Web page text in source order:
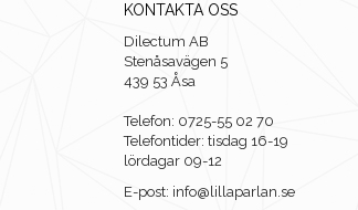
KONTAKTA OSS
Dilectum AB
Stenåsavägen 5
439 53 Åsa
Telefon: 0725-55 02 70
Telefontider: tisdag 16-19
lördagar 09-12
E-post: info@lillaparlan.se